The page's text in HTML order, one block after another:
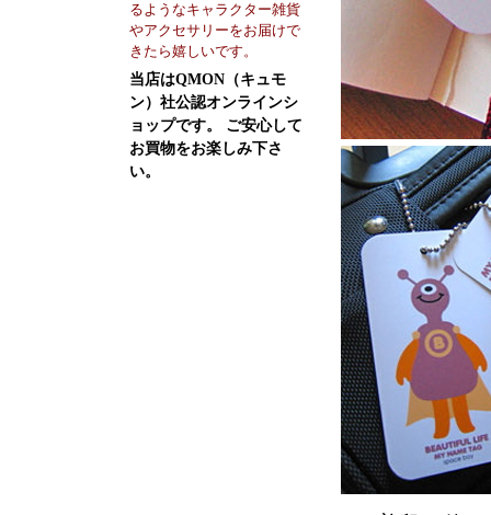
るようなキャラクター雑貨
やアクセサリーをお届けで
きたら嬉しいです。
当店はQMON（キュモ
ン）社公認オンラインシ
ョップです。 ご安心して
お買物をお楽しみ下さ
い。